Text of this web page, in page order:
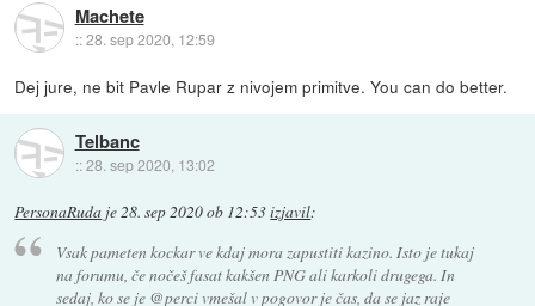
Machete
::28. sep 2020, 12:59
Dej jure, ne bit Pavle Rupar z nivojem primitve. You can do better.
Telbanc
::28. sep 2020, 13:02
PersonaRuda je28. sep 2020 ob 12:53izjavil:
Vsak pameten kockar ve kdaj mora zapustiti kazino. Isto je tukaj
na forumu, če nočeš fasat kakšen PNG ali karkoli drugega. In
sedaj, ko se je @perci vmešal v pogovor je čas, da se jaz raje